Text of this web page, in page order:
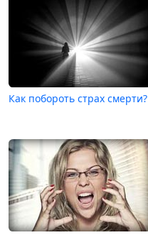
Как побороть страх смерти?